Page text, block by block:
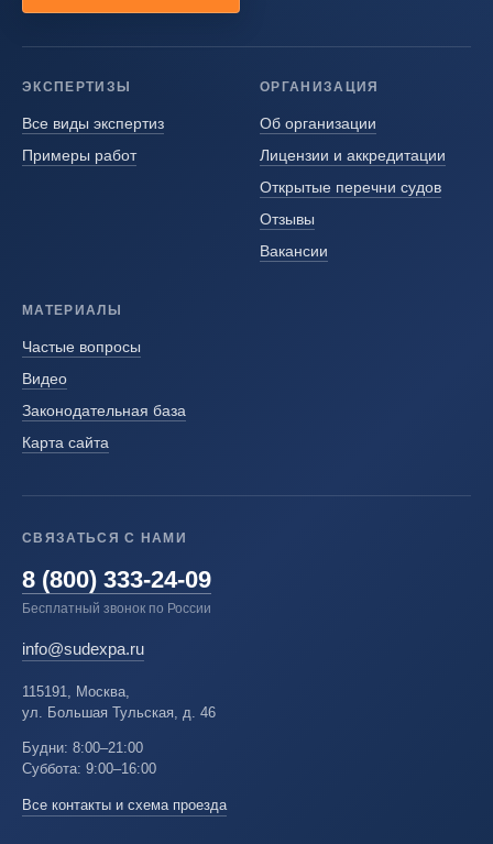
ЭКСПЕРТИЗЫ
Все виды экспертиз
Примеры работ
ОРГАНИЗАЦИЯ
Об организации
Лицензии и аккредитации
Открытые перечни судов
Отзывы
Вакансии
МАТЕРИАЛЫ
Частые вопросы
Видео
Законодательная база
Карта сайта
СВЯЗАТЬСЯ С НАМИ
8 (800) 333-24-09
Бесплатный звонок по России
info@sudexpa.ru
115191, Москва,
ул. Большая Тульская, д. 46
Будни: 8:00–21:00
Суббота: 9:00–16:00
Все контакты и схема проезда